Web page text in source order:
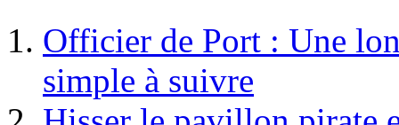
Officier de Port : Une
simple à suivre